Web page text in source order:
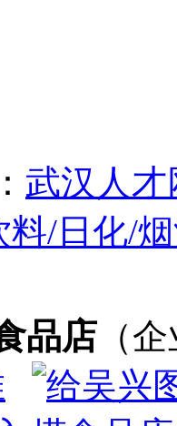
武汉人才
/日化/
品店（企